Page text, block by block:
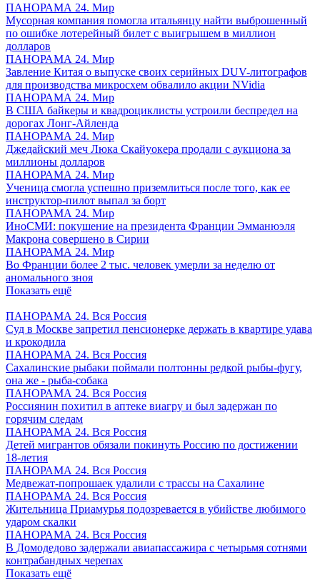
ПАНОРАМА 24. Мир
Мусорная компания помогла итальянцу найти выброшенный
по ошибке лотерейный билет с выигрышем в миллион
долларов
ПАНОРАМА 24. Мир
Завление Китая о выпуске своих серийных DUV-литографов
для производства микросхем обвалило акции NVidia
ПАНОРАМА 24. Мир
В США байкеры и квадроциклисты устроили беспредел на
дорогах Лонг-Айленда
ПАНОРАМА 24. Мир
Джедайский меч Люка Скайуокера продали с аукциона за
миллионы долларов
ПАНОРАМА 24. Мир
Ученица смогла успешно приземлиться после того, как ее
инструктор-пилот выпал за борт
ПАНОРАМА 24. Мир
ИноСМИ: покушение на президента Франции Эмманюэля
Макрона совершено в Сирии
ПАНОРАМА 24. Мир
Во Франции более 2 тыс. человек умерли за неделю от
аномального зноя
Показать ещё
ПАНОРАМА 24. Вся Россия
Суд в Москве запретил пенсионерке держать в квартире удава
и крокодила
ПАНОРАМА 24. Вся Россия
Сахалинские рыбаки поймали полтонны редкой рыбы-фугу,
она же - рыба-собака
ПАНОРАМА 24. Вся Россия
Россиянин похитил в аптеке виагру и был задержан по
горячим следам
ПАНОРАМА 24. Вся Россия
Детей мигрантов обязали покинуть Россию по достижении
18-летия
ПАНОРАМА 24. Вся Россия
Медвежат-попрошаек удалили с трассы на Сахалине
ПАНОРАМА 24. Вся Россия
Жительница Приамурья подозревается в убийстве любимого
ударом скалки
ПАНОРАМА 24. Вся Россия
В Домодедово задержали авиапассажира с четырьмя сотнями
контрабандных черепах
Показать ещё